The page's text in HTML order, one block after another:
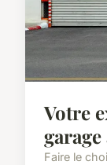
Votre
Faire le